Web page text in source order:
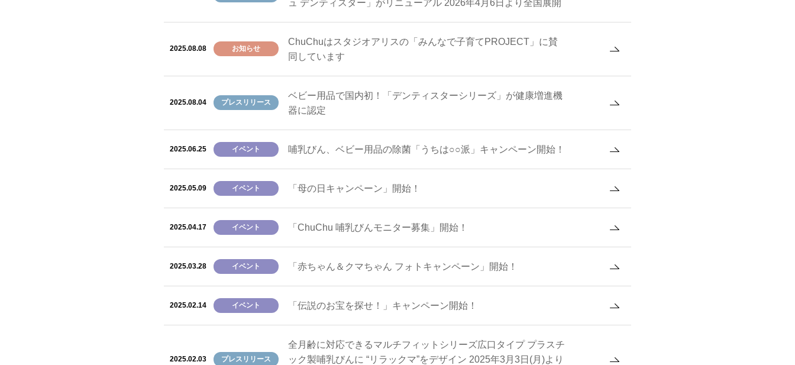
ュ デンティスター」がリニューアル 2026年4月6日より全国展開
2025.08.08 お知らせ
ChuChuはスタジオアリスの「みんなで子育てPROJECT」に賛
同しています
2025.08.04 プレスリリース
ベビー用品で国内初！「デンティスターシリーズ」が健康増進機
器に認定
2025.06.25 イベント 哺乳びん、ベビー用品の除菌「うちは○○派」キャンペーン開始！
2025.05.09 イベント 「母の日キャンペーン」開始！
2025.04.17 イベント 「ChuChu 哺乳びんモニター募集」開始！
2025.03.28 イベント 「赤ちゃん＆クマちゃん フォトキャンペーン」開始！
2025.02.14 イベント 「伝説のお宝を探せ！」キャンペーン開始！
2025.02.03 プレスリリース
全月齢に対応できるマルチフィットシリーズ広口タイプ プラスチ
ック製哺乳びんに “リラックマ”をデザイン 2025年3月3日(月)より